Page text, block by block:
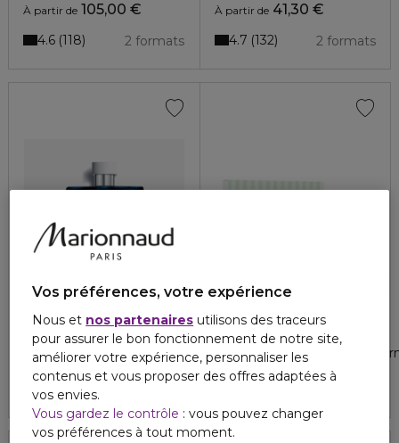
À partir de 105,00 €
2 formats
4.6 118
À partir de41,30 €
2 formats
4.7 132
AZZARO
CHROME
Eau de parfum
114,50 €
4.7 226
LACOSTE
L.12.12 BLANC
Coffret - eau de toilette +
117,50 €
Vos préférences, votre expérience
Nous et nos partenaires utilisons des traceurs
pour assurer le bon fonctionnement de notre site,
améliorer votre expérience, personnaliser les
contenus et vous proposer des offres adaptées à
vos envies.
Vous gardez le contrôle : vous pouvez changer
vos préférences à tout moment.